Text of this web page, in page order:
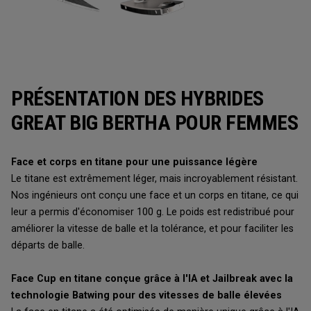
PRÉSENTATION DES HYBRIDES
GREAT BIG BERTHA POUR FEMMES
Face et corps en titane pour une puissance légère
Le titane est extrêmement léger, mais incroyablement résistant.
Nos ingénieurs ont conçu une face et un corps en titane, ce qui
leur a permis d'économiser 100 g. Le poids est redistribué pour
améliorer la vitesse de balle et la tolérance, et pour faciliter les
départs de balle.
Face Cup en titane conçue grâce à l'IA et Jailbreak avec la
technologie Batwing pour des vitesses de balle élevées